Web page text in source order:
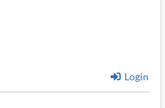
Login